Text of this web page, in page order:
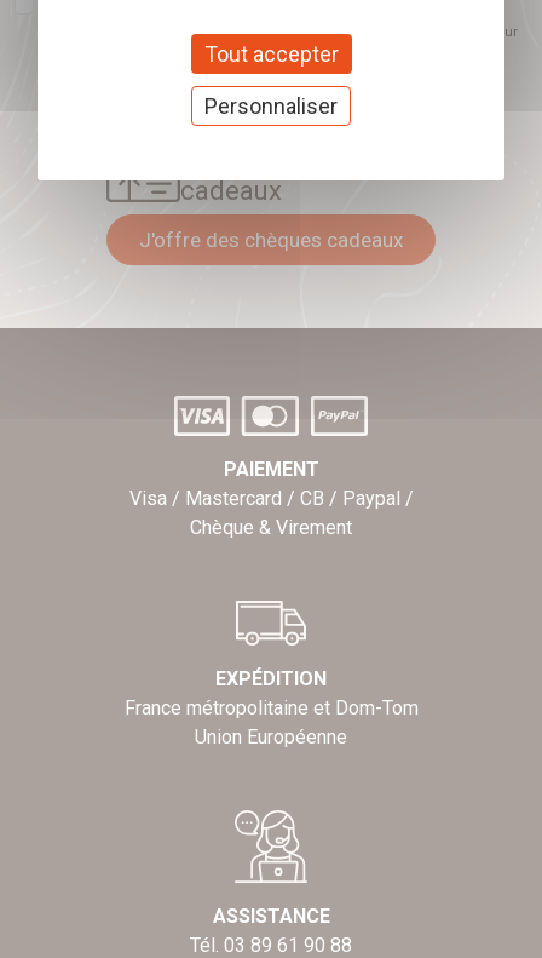
proposés. Ce choix est modifiable à tout moment et reste sans incidence sur
cadeaux
J'offre des chèques cadeaux
PAIEMENT
Visa / Mastercard / CB / Paypal /
Chèque & Virement
EXPÉDITION
France métropolitaine et Dom-Tom
Union Européenne
ASSISTANCE
Tél. 03 89 61 90 88
Tout accepter
Personnaliser